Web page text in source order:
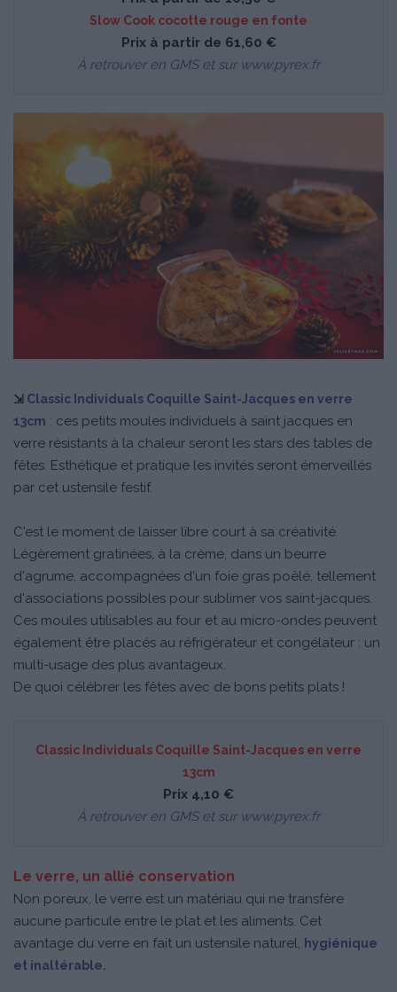
Slow Cook cocotte rouge en fonte
Prix à partir de 61,60 €
À retrouver en GMS et sur www.pyrex.fr
⇲ Classic Individuals Coquille Saint-Jacques en verre
13cm : ces petits moules individuels à saint jacques en
verre résistants à la chaleur seront les stars des tables de
fêtes. Esthétique et pratique les invités seront émerveillés
par cet ustensile festif.
C'est le moment de laisser libre court à sa créativité.
Légèrement gratinées, à la crème, dans un beurre
d'agrume, accompagnées d'un foie gras poêlé, tellement
d'associations possibles pour sublimer vos saint-jacques.
Ces moules utilisables au four et au micro-ondes peuvent
également être placés au réfrigérateur et congélateur : un
multi-usage des plus avantageux.
De quoi célébrer les fêtes avec de bons petits plats !
Classic Individuals Coquille Saint-Jacques en verre
13cm
Prix 4,10 €
À retrouver en GMS et sur www.pyrex.fr
Le verre, un allié conservation
Non poreux, le verre est un matériau qui ne transfère
aucune particule entre le plat et les aliments. Cet
avantage du verre en fait un ustensile naturel, hygiénique
et inaltérable.